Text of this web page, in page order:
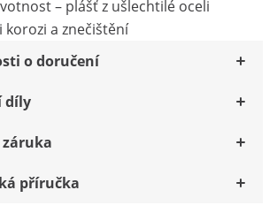
– plášť z ušlechtilé oceli
a znečištění
o doručení
díly
příručka